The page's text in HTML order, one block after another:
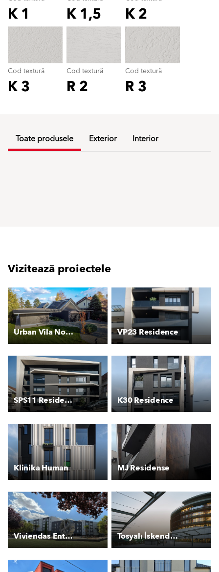
K 1 K 1,5 K 2
Cod textură
K 3
Cod textură
R 2
Cod textură
R 3
Cod textură
color_name
Toate produsele Exterior Interior
Vizitează proiectele
Urban Vila Novi Banovci VP23 Residence
SPS11 Residence K30 Residence
Klinika Human MJ Residense
Viviendas Entrepeñas y Buendía Tosyalı İskenderun HQ